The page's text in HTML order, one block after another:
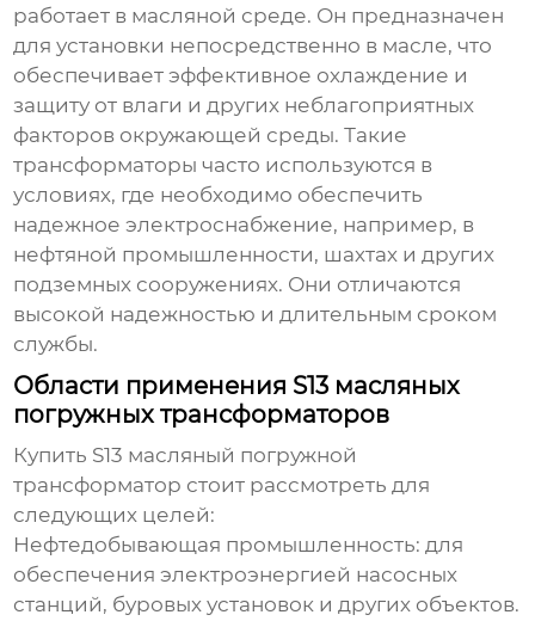
работает в масляной среде. Он предназначен
для установки непосредственно в масле, что
обеспечивает эффективное охлаждение и
защиту от влаги и других неблагоприятных
факторов окружающей среды. Такие
трансформаторы часто используются в
условиях, где необходимо обеспечить
надежное электроснабжение, например, в
нефтяной промышленности, шахтах и других
подземных сооружениях. Они отличаются
высокой надежностью и длительным сроком
службы.
Области применения S13 масляных
погружных трансформаторов
Купить S13 масляный погружной
трансформатор стоит рассмотреть для
следующих целей:
Нефтедобывающая промышленность: для
обеспечения электроэнергией насосных
станций, буровых установок и других объектов.